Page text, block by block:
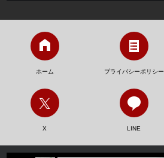
ホーム プライバシーポリシー
X LINE